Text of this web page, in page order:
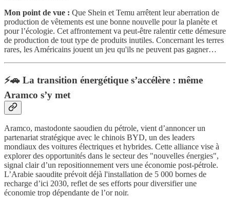
Mon point de vue : Que Shein et Temu arrêtent leur aberration de
production de vêtements est une bonne nouvelle pour la planète et
pour l’écologie. Cet affrontement va peut-être ralentir cette démesure
de production de tout type de produits inutiles. Concernant les terres
rares, les Américains jouent un jeu qu'ils ne peuvent pas gagner…
⚡🚗 La transition énergétique s’accélère : même
Aramco s’y met
Aramco, mastodonte saoudien du pétrole, vient d’annoncer un
partenariat stratégique avec le chinois BYD, un des leaders
mondiaux des voitures électriques et hybrides. Cette alliance vise à
explorer des opportunités dans le secteur des "nouvelles énergies",
signal clair d’un repositionnement vers une économie post-pétrole.
L’Arabie saoudite prévoit déjà l'installation de 5 000 bornes de
recharge d’ici 2030, reflet de ses efforts pour diversifier une
économie trop dépendante de l’or noir.